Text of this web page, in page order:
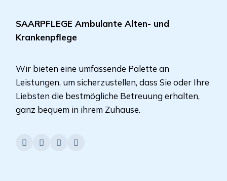
SAARPFLEGE Ambulante Alten- und
Krankenpflege
Wir bieten eine umfassende Palette an
Leistungen, um sicherzustellen, dass Sie oder Ihre
Liebsten die bestmögliche Betreuung erhalten,
ganz bequem in ihrem Zuhause.